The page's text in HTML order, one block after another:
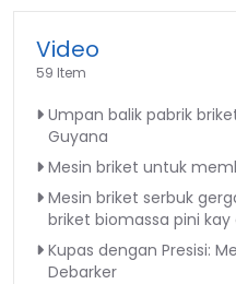
Video
59 Item
Umpan balik pabrik
Guyana
Mesin briket untuk
Mesin briket serbuk
briket biomassa pini
Kupas dengan Presisi:
Debarker